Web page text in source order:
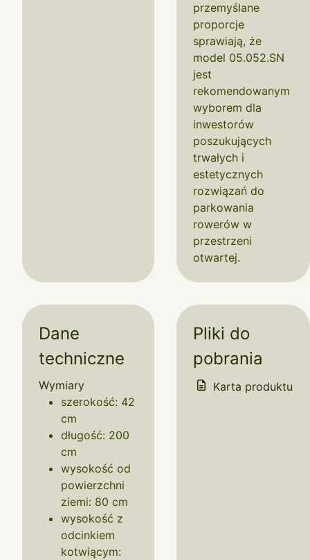
przemyślane
proporcje
sprawiają, że
model 05.052.SN
jest
rekomendowanym
wyborem dla
inwestorów
poszukujących
trwałych i
estetycznych
rozwiązań do
parkowania
rowerów w
przestrzeni
otwartej.
Dane
techniczne
Wymiary
szerokość: 42
cm
długość: 200
cm
wysokość od
powierzchni
ziemi: 80 cm
wysokość z
odcinkiem
kotwiącym:
Pliki do
pobrania
Karta produktu